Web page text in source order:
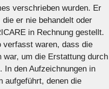
verschrieben wurden. Er
er nie behandelt oder
in Rechnung gestellt.
verfasst waren, dass die
war, um die Erstattung durch
den Aufzeichnungen in
aufgeführt, denen die